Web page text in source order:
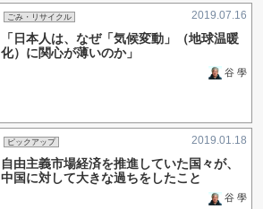
ごみ・リサイクル 2019.07.16
「日本人は、なぜ「気候変動」（地球温暖
化）に関心が薄いのか」
谷 學
ピックアップ 2019.01.18
自由主義市場経済を推進していた国々が、
中国に対して大きな過ちをしたこと
谷 學